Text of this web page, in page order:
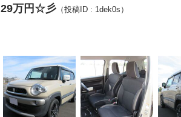
29万円☆彡 （投稿ID : 1dek0s）